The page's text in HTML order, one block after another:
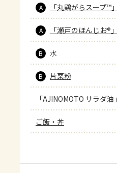
A 「丸鶏がらスープ™」
A 「瀬戸のほんじお®」
B 水
B 片栗粉
「AJINOMOTO サラダ油」
ご飯・丼